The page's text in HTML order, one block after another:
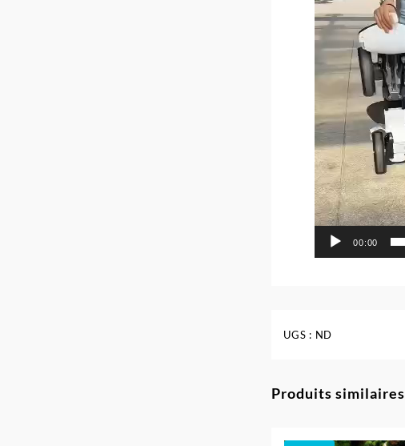
00:00
UGS : ND
Produits similaires